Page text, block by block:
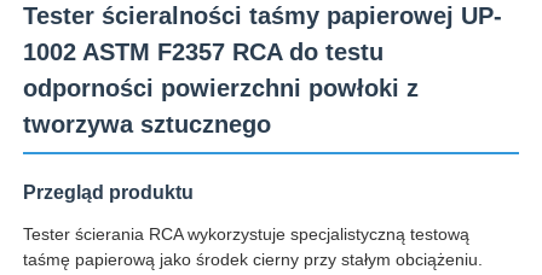
Dom
Produkty
Wycieczka po fabryce
Tester ścieralności taśmy papierowej UP-
1002 ASTM F2357 RCA do testu
odporności powierzchni powłoki z
tworzywa sztucznego
Przegląd produktu
Tester ścierania RCA wykorzystuje specjalistyczną testową
taśmę papierową jako środek cierny przy stałym obciążeniu.